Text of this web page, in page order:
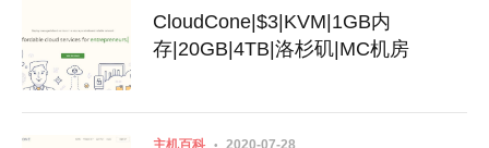
CloudCone|$3|KVM|1GB内
存|20GB|4TB|洛杉矶|MC机房